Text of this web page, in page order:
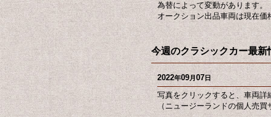
為替によって変動があります。
オークション出品車両は現在価
今週のクラシックカー最
2022年09月07日
写真をクリックすると、車両詳
（ニュージーランドの個人売